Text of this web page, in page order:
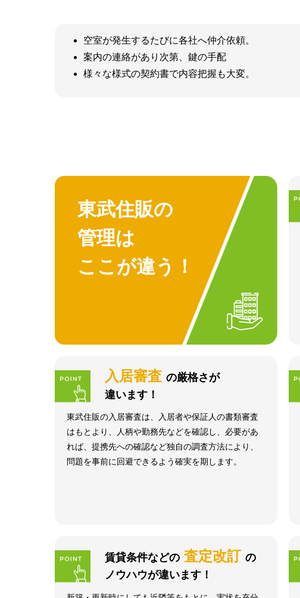
空室が発生するたびに各社へ仲介依頼。
案内の連絡があり次第、鍵の手配
様々な様式の契約書で内容把握も大変。
東武住販の
管理は
ここが違う！
入居審査 の厳格さが
違います！
東武住販の入居審査は、入居者や保証人の書類審査
はもとより、人柄や勤務先などを確認し、必要があ
れば、提携先への確認など独自の調査方法により、
問題を事前に回避できるよう確実を期します。
賃貸条件などの 査定改訂 の
ノウハウが違います！